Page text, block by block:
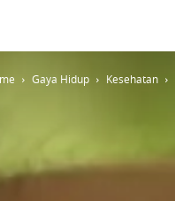
Gaya Hidup Kesehatan